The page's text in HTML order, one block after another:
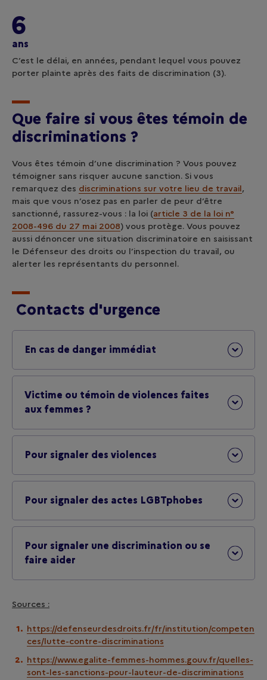
6
ans
C’est le délai, en années, pendant lequel vous pouvez
porter plainte après des faits de discrimination (3).
Que faire si vous êtes témoin de
discriminations ?
Vous êtes témoin d’une discrimination ? Vous pouvez
témoigner sans risquer aucune sanction. Si vous
remarquez des discriminations sur votre lieu de travail,
mais que vous n’osez pas en parler de peur d’être
sanctionné, rassurez-vous : la loi (article 3 de la loi n°
2008-496 du 27 mai 2008) vous protège. Vous pouvez
aussi dénoncer une situation discriminatoire en saisissant
le Défenseur des droits ou l’inspection du travail, ou
alerter les représentants du personnel.
Contacts d'urgence
En cas de danger immédiat
Victime ou témoin de violences faites
aux femmes ?
Pour signaler des violences
Pour signaler des actes LGBTphobes
Pour signaler une discrimination ou se
faire aider
Sources :
https://defenseurdesdroits.fr/fr/institution/competen
ces/lutte-contre-discriminations
https://www.egalite-femmes-hommes.gouv.fr/quelles-
sont-les-sanctions-pour-lauteur-de-discriminations